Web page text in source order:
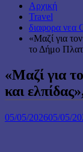
Αρχική
Travel
διαφορα νεα
«Μαζί για
το Δήμο
«Μαζί για
και
05/05/202605/05/